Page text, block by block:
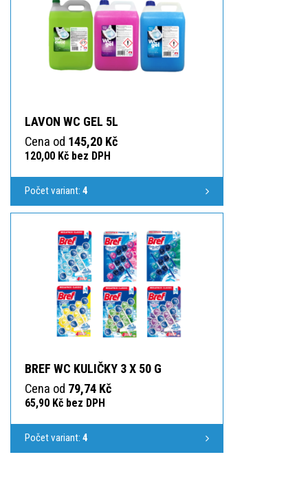
LAVON WC GEL 5L
Cena od 145,20 Kč
120,00 Kč bez DPH
Počet variant: 4
BREF WC KULIČKY 3 X 50 G
Cena od 79,74 Kč
65,90 Kč bez DPH
Počet variant: 4